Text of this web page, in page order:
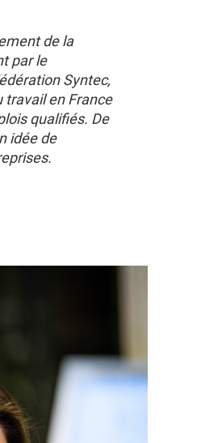
de la
par le
Syntec,
en France
qualifiés. De
idée de